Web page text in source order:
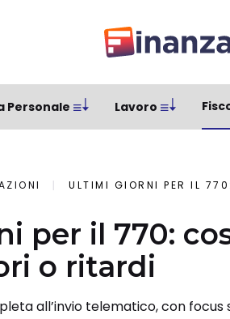
Personale Lavoro
ULTIMI GIORNI PER IL 770:
per il 770:
o ritardi
all’invio telematico, con focus